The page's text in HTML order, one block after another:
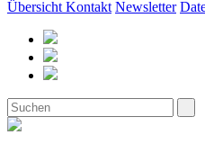
Übersicht Kontakt Newsletter